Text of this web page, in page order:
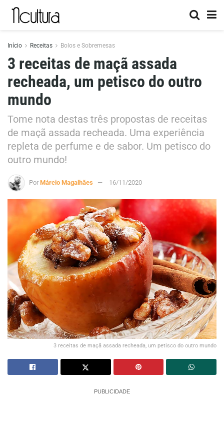
Início Receitas Bolos e Sobremesas
3 receitas de maçã assada
recheada, um petisco do outro
mundo
Tome nota destas três propostas de receitas
de maçã assada recheada. Uma experiência
repleta de perfume e de sabor. Um petisco do
outro mundo!
Por Márcio Magalhães 16/11/2020
3 receitas de maçã assada recheada, um petisco do outro mundo
PUBLICIDADE